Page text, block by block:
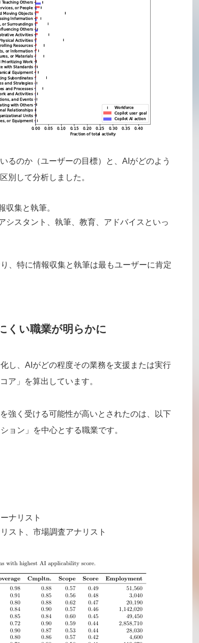
るのか（ユーザーの目標）と、AIがどのよう
別して分析しました。
収集と執筆。
シスタント、執筆、教育、アドバイスといっ
、特に情報収集と執筆は最もユーザーに肯定
くい職業が明らかに
し、AIがどの程度その業務を支援または実行
ア」を算出しています。
強く受ける可能性が高いとされたのは、以下
ョン」を中心とする職業です。
ナリスト
スト、市場調査アナリスト